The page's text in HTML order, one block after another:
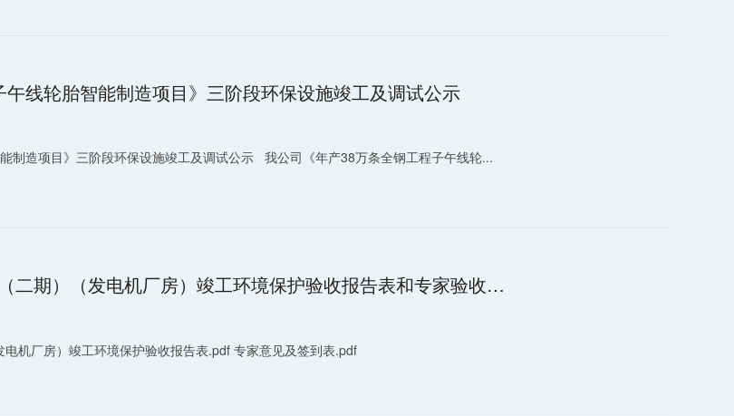
线轮胎智能制造项目》三阶段环保设施竣工及调试公示
制造项目》三阶段环保设施竣工及调试公示 我公司《年产38万条全钢工程子午线轮...
年产5万吨炭黑项目配套项目（二期）（发电机厂房）竣工环境保护验收报告表和专家验收意见
机厂房）竣工环境保护验收报告表.pdf 专家意见及签到表.pdf